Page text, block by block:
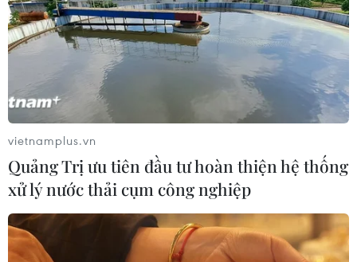
đâm vào một trạm xe buýt tại thị trấn Al-Bab đang nằm
dưới sự kiểm soát của Thổ Nhĩ Kỳ.
vietnamplus.vn
Quảng Trị ưu tiên đầu tư hoàn thiện hệ thống
xử lý nước thải cụm công nghiệp